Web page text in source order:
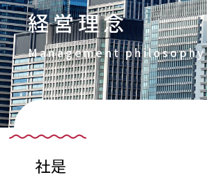
経営理念
Management philosophy
社是